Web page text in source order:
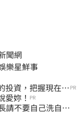
聞網
樂星鮮事
投資，把握現在不 PR
愛妳！ PR
請不要自己洗自己